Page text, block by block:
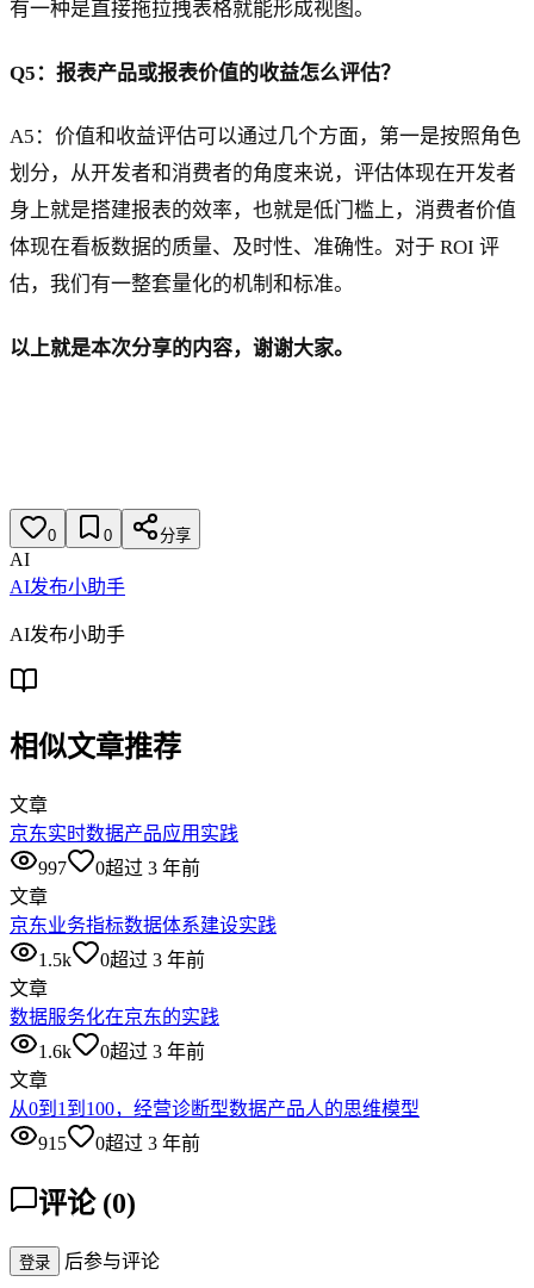
有一种是直接拖拉拽表格就能形成视图。
Q5：报表产品或报表价值的收益怎么评估？
A5：价值和收益评估可以通过几个方面，第一是按照角色
划分，从开发者和消费者的角度来说，评估体现在开发者
身上就是搭建报表的效率，也就是低门槛上，消费者价值
体现在看板数据的质量、及时性、准确性。对于 ROI 评
估，我们有一整套量化的机制和标准。
以上就是本次分享的内容，谢谢大家。
0 0 分享
AI
AI发布小助手
AI发布小助手
相似文章推荐
文章
京东实时数据产品应用实践
997
0超过 3 年前
文章
京东业务指标数据体系建设实践
1.5k
0超过 3 年前
文章
数据服务化在京东的实践
1.6k
0超过 3 年前
文章
从0到1到100，经营诊断型数据产品人的思维模型
915
0超过 3 年前
评论 (0)
登录 后参与评论